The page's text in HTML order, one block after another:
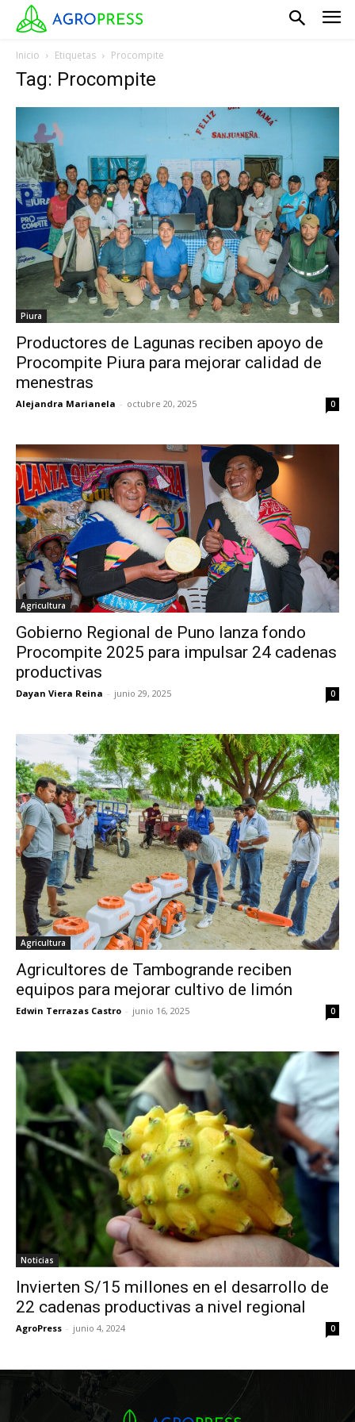
Inicio Etiquetas Procompite
Tag: Procompite
Piura
Productores de Lagunas reciben apoyo de
Procompite Piura para mejorar calidad de
menestras
Alejandra Marianela - octubre 20, 2025 0
Agricultura
Gobierno Regional de Puno lanza fondo
Procompite 2025 para impulsar 24 cadenas
productivas
Dayan Viera Reina - junio 29, 2025 0
Agricultura
Agricultores de Tambogrande reciben
equipos para mejorar cultivo de limón
Edwin Terrazas Castro - junio 16, 2025 0
Noticias
Invierten S/15 millones en el desarrollo de
22 cadenas productivas a nivel regional
AgroPress - junio 4, 2024 0